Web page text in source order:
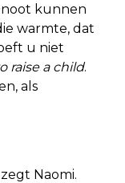
kunnen
warmte, dat
u niet
raise a child.
als
Naomi.